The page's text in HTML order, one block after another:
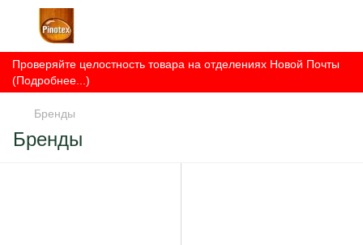
Проверяйте целостность товара на отделениях Новой Почты
(Подробнее...)
Бренды
Бренды